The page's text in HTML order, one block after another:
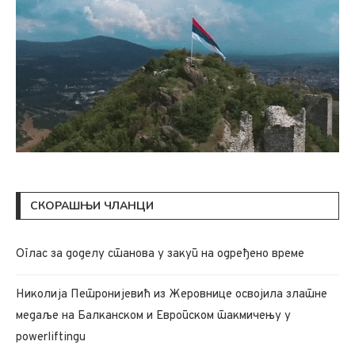
СКОРАШЊИ ЧЛАНЦИ
Oглас за доделу станова у закуп на одређено време
Николија Петронијевић из Жеровнице освојила златне
медаље на Балканском и Европском такмичењу у
powerliftingu